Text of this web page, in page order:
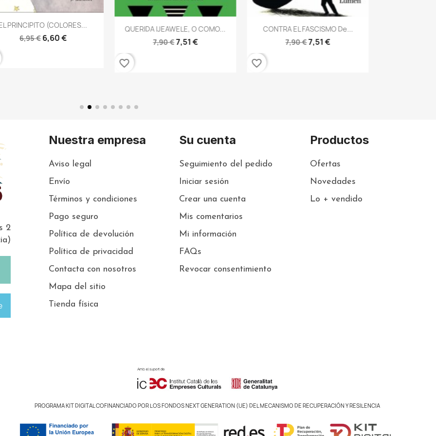
Vista rápida
PRINCIPITO (COLORES...
6,95 € 6,60 €
Vista rápida
QUERIDA IJEAWELE, O COMO...
7,90 €7,51 €
favorite_border
Vista rápida
CONTRA EL FASCISMO De...
7,90 €7,51 €
favorite_border
2
Nuestra empresa
Aviso legal
Envío
Términos y condiciones
Pago seguro
Política de devolución
Política de privacidad
Contacta con nosotros
Mapa del sitio
Tienda física
Su cuenta
Seguimiento del pedido
Iniciar sesión
Crear una cuenta
Mis comentarios
Mi información
FAQs
Revocar consentimiento
Productos
Ofertas
Novedades
Lo + vendido
PROGRAMA KIT DIGITAL COFINANCIADO POR LOS FONDOS NEXT GENERATION (UE) DEL MECANISMO DE RECUPERACIÓN Y RESILENCIA